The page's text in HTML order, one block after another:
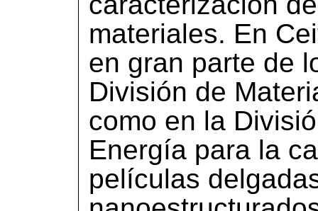
materiales. En
en gran parte de
División de
como en la
Energía para la
películas